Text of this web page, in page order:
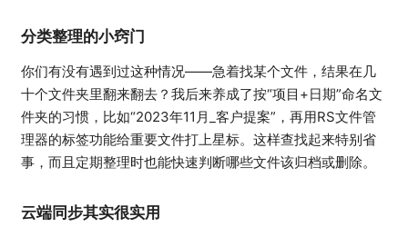
分类整理的小窍门
你们有没有遇到过这种情况——急着找某个文件，结果在几
十个文件夹里翻来翻去？我后来养成了按“项目+日期”命名文
件夹的习惯，比如“2023年11月_客户提案”，再用RS文件管
理器的标签功能给重要文件打上星标。这样查找起来特别省
事，而且定期整理时也能快速判断哪些文件该归档或删除。
云端同步其实很实用